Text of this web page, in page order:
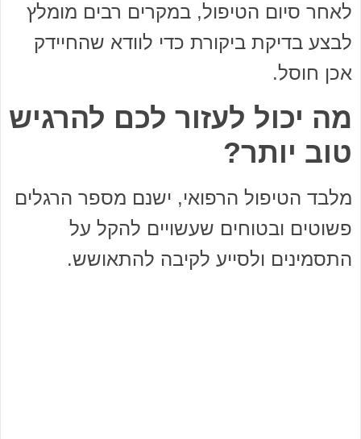
לאחר סיום הטיפול, במקרים רבים מומלץ
לבצע בדיקת ביקורת כדי לוודא שהחיידק
אכן חוסל.
מה יכול לעזור לכם להרגיש
טוב יותר?
מלבד הטיפול הרפואי, ישנם מספר הרגלים
פשוטים ובטוחים שעשויים להקל על
התסמינים ולסייע לקיבה להתאושש.